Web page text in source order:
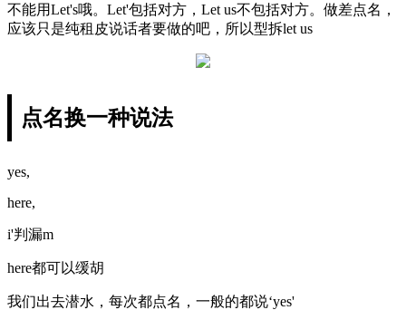
不能用Let's哦。Let'包括对方，Let us不包括对方。做差点名，
应该只是纯租皮说话者要做的吧，所以型拆let us
点名换一种说法
yes,
here,
i'判漏m
here都可以缓胡
我们出去潜水，每次都点名，一般的都说‘yes'